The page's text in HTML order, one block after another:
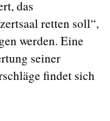
in
text.
das
retten soll“,
werden. Eine
seiner
findet sich